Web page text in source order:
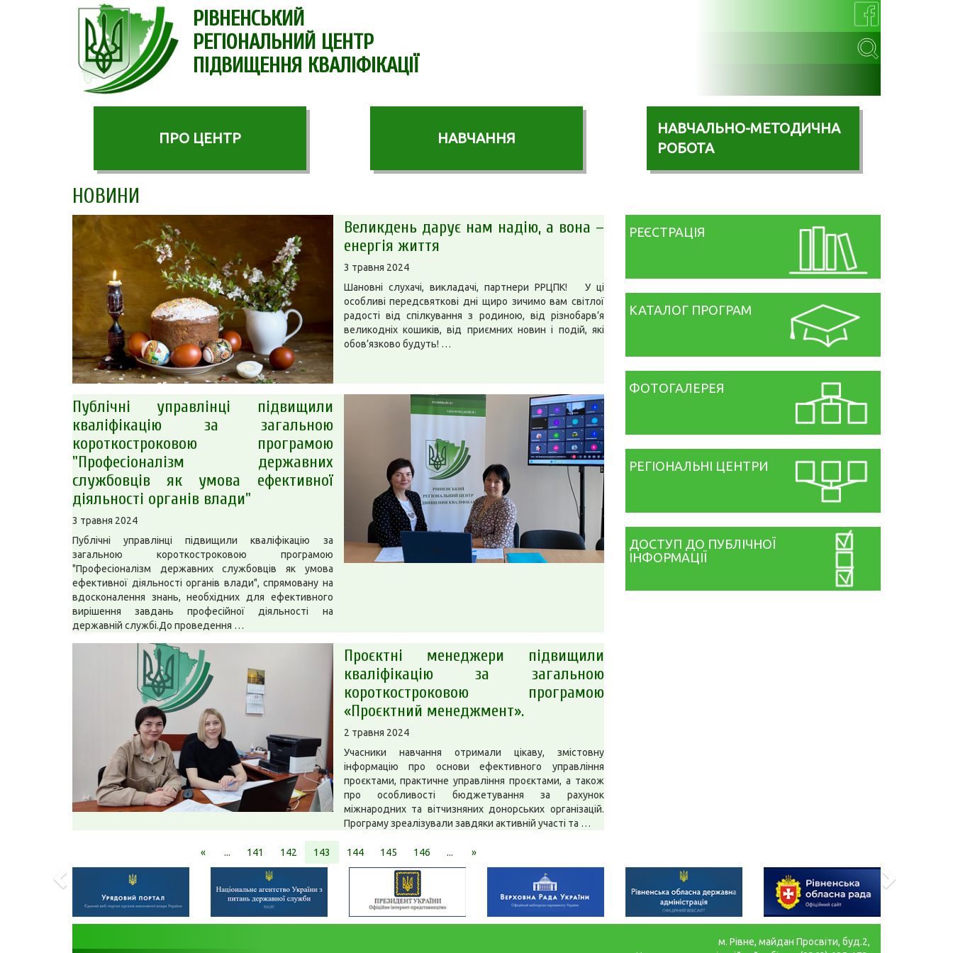
РІВНЕНСЬКИЙ
РЕГІОНАЛЬНИЙ ЦЕНТР
ПІДВИЩЕННЯ КВАЛІФІКАЦІЇ
ПРО ЦЕНТР НАВЧАННЯ
НАВЧАЛЬНО-МЕТОДИЧНА
РОБОТА
НОВИНИ
Великдень дарує нам надію, а вона –
енергія життя
3 травня 2024
Шановні слухачі, викладачі, партнери РРЦПК! У ці
особливі передсвяткові дні щиро зичимо вам світлої
радості від спілкування з родиною, від різнобарв’я
великодніх кошиків, від приємних новин і подій, які
обов’язково будуть! …
Публічні управлінці підвищили
кваліфікацію за загальною
короткостроковою програмою
"Професіоналізм державних
службовців як умова ефективної
діяльності органів влади"
3 травня 2024
Публічні управлінці підвищили кваліфікацію за
загальною короткостроковою програмою
"Професіоналізм державних службовців як умова
ефективної діяльності органів влади", спрямовану на
вдосконалення знань, необхідних для ефективного
вирішення завдань професійної діяльності на
державній службі.До проведення …
Проєктні менеджери підвищили
кваліфікацію за загальною
короткостроковою програмою
«Проєктний менеджмент».
2 травня 2024
Учасники навчання отримали цікаву, змістовну
інформацію про основи ефективного управління
проєктами, практичне управління проєктами, а також
про особливості бюджетування за рахунок
міжнародних та вітчизняних донорських організацій.
️Програму зреалізували завдяки активній участі та …
« ... 141 142 143 144 145 146 ... »
РЕЄСТРАЦІЯ
КАТАЛОГ ПРОГРАМ
ФОТОГАЛЕРЕЯ
РЕГІОНАЛЬНІ ЦЕНТРИ
ДОСТУП ДО ПУБЛІЧНОЇ
ІНФОРМАЦІЇ
м. Рівне, майдан Просвіти, буд.2,